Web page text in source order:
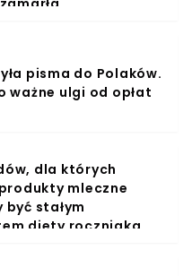
pisma do Polaków.
ważne ulgi od opłat
dla których
mleczne
być stałym
diety roczniaka